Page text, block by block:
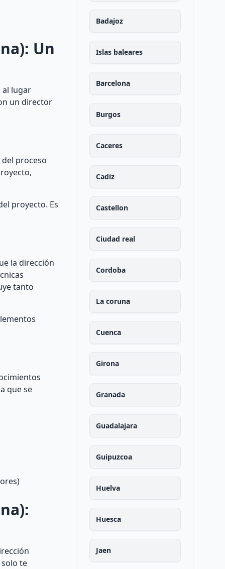
Un
al lugar
un director
proceso
proyecto. Es
la dirección
tanto
que se
te
Badajoz
Islas baleares
Barcelona
Burgos
Caceres
Cadiz
Castellon
Ciudad real
Cordoba
La coruna
Cuenca
Girona
Granada
Guadalajara
Guipuzcoa
Huelva
Huesca
Jaen